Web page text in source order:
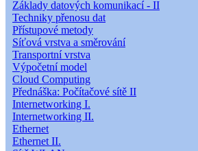
Základy datových komunikací - II
Techniky přenosu dat
Přístupové metody
Síťová vrstva a směrování
Transportní vrstva
Výpočetní model
Cloud Computing
Přednáška: Počítačové sítě II
Internetworking I.
Internetworking II.
Ethernet
Ethernet II.